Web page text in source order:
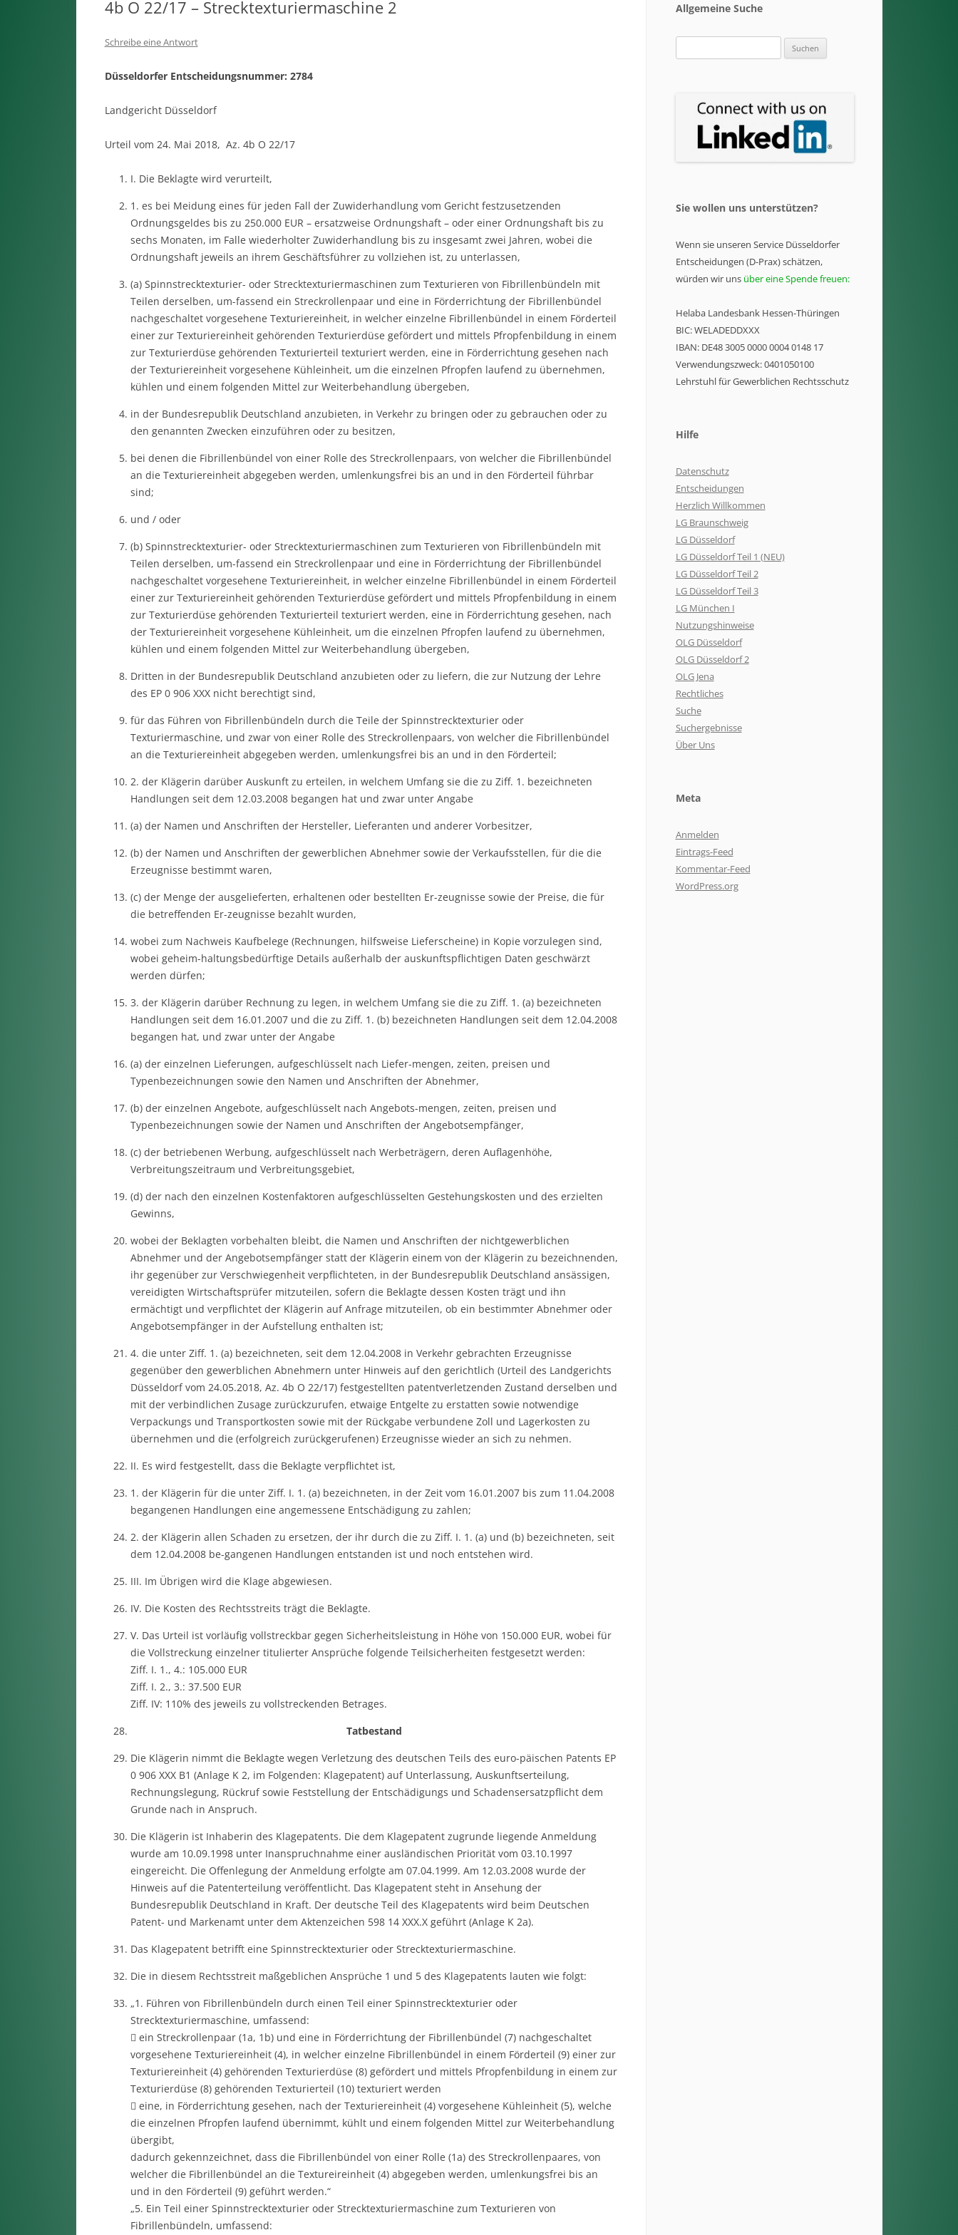
4b O 22/17 – Strecktexturiermaschine 2
Schreibe eine Antwort
Düsseldorfer Entscheidungsnummer: 2784
Landgericht Düsseldorf
Urteil vom 24. Mai 2018, Az. 4b O 22/17
I. Die Beklagte wird verurteilt,
1. es bei Meidung eines für jeden Fall der Zuwiderhandlung vom Gericht festzusetzenden
Ordnungsgeldes bis zu 250.000 EUR – ersatzweise Ordnungshaft – oder einer Ordnungshaft bis zu
sechs Monaten, im Falle wiederholter Zuwiderhandlung bis zu insgesamt zwei Jahren, wobei die
Ordnungshaft jeweils an ihrem Geschäftsführer zu vollziehen ist, zu unterlassen,
(a) Spinnstrecktexturier- oder Strecktexturiermaschinen zum Texturieren von Fibrillenbündeln mit
Teilen derselben, um-fassend ein Streckrollenpaar und eine in Förderrichtung der Fibrillenbündel
nachgeschaltet vorgesehene Texturiereinheit, in welcher einzelne Fibrillenbündel in einem Förderteil
einer zur Texturiereinheit gehörenden Texturierdüse gefördert und mittels Pfropfenbildung in einem
zur Texturierdüse gehörenden Texturierteil texturiert werden, eine in Förderrichtung gesehen nach
der Texturiereinheit vorgesehene Kühleinheit, um die einzelnen Pfropfen laufend zu übernehmen,
kühlen und einem folgenden Mittel zur Weiterbehandlung übergeben,
in der Bundesrepublik Deutschland anzubieten, in Verkehr zu bringen oder zu gebrauchen oder zu
den genannten Zwecken einzuführen oder zu besitzen,
bei denen die Fibrillenbündel von einer Rolle des Streckrollenpaars, von welcher die Fibrillenbündel
an die Texturiereinheit abgegeben werden, umlenkungsfrei bis an und in den Förderteil führbar
sind;
und / oder
(b) Spinnstrecktexturier- oder Strecktexturiermaschinen zum Texturieren von Fibrillenbündeln mit
Teilen derselben, um-fassend ein Streckrollenpaar und eine in Förderrichtung der Fibrillenbündel
nachgeschaltet vorgesehene Texturiereinheit, in welcher einzelne Fibrillenbündel in einem Förderteil
einer zur Texturiereinheit gehörenden Texturierdüse gefördert und mittels Pfropfenbildung in einem
zur Texturierdüse gehörenden Texturierteil texturiert werden, eine in Förderrichtung gesehen, nach
der Texturiereinheit vorgesehene Kühleinheit, um die einzelnen Pfropfen laufend zu übernehmen,
kühlen und einem folgenden Mittel zur Weiterbehandlung übergeben,
Dritten in der Bundesrepublik Deutschland anzubieten oder zu liefern, die zur Nutzung der Lehre
des EP 0 906 XXX nicht berechtigt sind,
für das Führen von Fibrillenbündeln durch die Teile der Spinnstrecktexturier oder
Texturiermaschine, und zwar von einer Rolle des Streckrollenpaars, von welcher die Fibrillenbündel
an die Texturiereinheit abgegeben werden, umlenkungsfrei bis an und in den Förderteil;
2. der Klägerin darüber Auskunft zu erteilen, in welchem Umfang sie die zu Ziff. 1. bezeichneten
Handlungen seit dem 12.03.2008 begangen hat und zwar unter Angabe
(a) der Namen und Anschriften der Hersteller, Lieferanten und anderer Vorbesitzer,
(b) der Namen und Anschriften der gewerblichen Abnehmer sowie der Verkaufsstellen, für die die
Erzeugnisse bestimmt waren,
(c) der Menge der ausgelieferten, erhaltenen oder bestellten Er-zeugnisse sowie der Preise, die für
die betreffenden Er-zeugnisse bezahlt wurden,
wobei zum Nachweis Kaufbelege (Rechnungen, hilfsweise Lieferscheine) in Kopie vorzulegen sind,
wobei geheim-haltungsbedürftige Details außerhalb der auskunftspflichtigen Daten geschwärzt
werden dürfen;
3. der Klägerin darüber Rechnung zu legen, in welchem Umfang sie die zu Ziff. 1. (a) bezeichneten
Handlungen seit dem 16.01.2007 und die zu Ziff. 1. (b) bezeichneten Handlungen seit dem 12.04.2008
begangen hat, und zwar unter der Angabe
(a) der einzelnen Lieferungen, aufgeschlüsselt nach Liefer-mengen, zeiten, preisen und
Typenbezeichnungen sowie den Namen und Anschriften der Abnehmer,
(b) der einzelnen Angebote, aufgeschlüsselt nach Angebots-mengen, zeiten, preisen und
Typenbezeichnungen sowie der Namen und Anschriften der Angebotsempfänger,
(c) der betriebenen Werbung, aufgeschlüsselt nach Werbeträgern, deren Auflagenhöhe,
Verbreitungszeitraum und Verbreitungsgebiet,
(d) der nach den einzelnen Kostenfaktoren aufgeschlüsselten Gestehungskosten und des erzielten
Gewinns,
wobei der Beklagten vorbehalten bleibt, die Namen und Anschriften der nichtgewerblichen
Abnehmer und der Angebotsempfänger statt der Klägerin einem von der Klägerin zu bezeichnenden,
ihr gegenüber zur Verschwiegenheit verpflichteten, in der Bundesrepublik Deutschland ansässigen,
vereidigten Wirtschaftsprüfer mitzuteilen, sofern die Beklagte dessen Kosten trägt und ihn
ermächtigt und verpflichtet der Klägerin auf Anfrage mitzuteilen, ob ein bestimmter Abnehmer oder
Angebotsempfänger in der Aufstellung enthalten ist;
4. die unter Ziff. 1. (a) bezeichneten, seit dem 12.04.2008 in Verkehr gebrachten Erzeugnisse
gegenüber den gewerblichen Abnehmern unter Hinweis auf den gerichtlich (Urteil des Landgerichts
Düsseldorf vom 24.05.2018, Az. 4b O 22/17) festgestellten patentverletzenden Zustand derselben und
mit der verbindlichen Zusage zurückzurufen, etwaige Entgelte zu erstatten sowie notwendige
Verpackungs und Transportkosten sowie mit der Rückgabe verbundene Zoll und Lagerkosten zu
übernehmen und die (erfolgreich zurückgerufenen) Erzeugnisse wieder an sich zu nehmen.
II. Es wird festgestellt, dass die Beklagte verpflichtet ist,
1. der Klägerin für die unter Ziff. I. 1. (a) bezeichneten, in der Zeit vom 16.01.2007 bis zum 11.04.2008
begangenen Handlungen eine angemessene Entschädigung zu zahlen;
2. der Klägerin allen Schaden zu ersetzen, der ihr durch die zu Ziff. I. 1. (a) und (b) bezeichneten, seit
dem 12.04.2008 be-gangenen Handlungen entstanden ist und noch entstehen wird.
III. Im Übrigen wird die Klage abgewiesen.
IV. Die Kosten des Rechtsstreits trägt die Beklagte.
V. Das Urteil ist vorläufig vollstreckbar gegen Sicherheitsleistung in Höhe von 150.000 EUR, wobei für
die Vollstreckung einzelner titulierter Ansprüche folgende Teilsicherheiten festgesetzt werden:
Ziff. I. 1., 4.: 105.000 EUR
Ziff. I. 2., 3.: 37.500 EUR
Ziff. IV: 110% des jeweils zu vollstreckenden Betrages.
Tatbestand
Die Klägerin nimmt die Beklagte wegen Verletzung des deutschen Teils des euro-päischen Patents EP
0 906 XXX B1 (Anlage K 2, im Folgenden: Klagepatent) auf Unterlassung, Auskunftserteilung,
Rechnungslegung, Rückruf sowie Feststellung der Entschädigungs und Schadensersatzpflicht dem
Grunde nach in Anspruch.
Die Klägerin ist Inhaberin des Klagepatents. Die dem Klagepatent zugrunde liegende Anmeldung
wurde am 10.09.1998 unter Inanspruchnahme einer ausländischen Priorität vom 03.10.1997
eingereicht. Die Offenlegung der Anmeldung erfolgte am 07.04.1999. Am 12.03.2008 wurde der
Hinweis auf die Patenterteilung veröffentlicht. Das Klagepatent steht in Ansehung der
Bundesrepublik Deutschland in Kraft. Der deutsche Teil des Klagepatents wird beim Deutschen
Patent- und Markenamt unter dem Aktenzeichen 598 14 XXX.X geführt (Anlage K 2a).
Das Klagepatent betrifft eine Spinnstrecktexturier oder Strecktexturiermaschine.
Die in diesem Rechtsstreit maßgeblichen Ansprüche 1 und 5 des Klagepatents lauten wie folgt:
„1. Führen von Fibrillenbündeln durch einen Teil einer Spinnstrecktexturier oder
Strecktexturiermaschine, umfassend:
 ein Streckrollenpaar (1a, 1b) und eine in Förderrichtung der Fibrillenbündel (7) nachgeschaltet
vorgesehene Texturiereinheit (4), in welcher einzelne Fibrillenbündel in einem Förderteil (9) einer zur
Texturiereinheit (4) gehörenden Texturierdüse (8) gefördert und mittels Pfropfenbildung in einem zur
Texturierdüse (8) gehörenden Texturierteil (10) texturiert werden
 eine, in Förderrichtung gesehen, nach der Texturiereinheit (4) vorgesehene Kühleinheit (5), welche
die einzelnen Pfropfen laufend übernimmt, kühlt und einem folgenden Mittel zur Weiterbehandlung
übergibt,
dadurch gekennzeichnet, dass die Fibrillenbündel von einer Rolle (1a) des Streckrollenpaares, von
welcher die Fibrillenbündel an die Textureireinheit (4) abgegeben werden, umlenkungsfrei bis an
und in den Förderteil (9) geführt werden.“
„5. Ein Teil einer Spinnstrecktexturier oder Strecktexturiermaschine zum Texturieren von
Fibrillenbündeln, umfassend:
Allgemeine Suche
nach:
Sie wollen uns unterstützen?
Wenn sie unseren Service Düsseldorfer
Entscheidungen (D-Prax) schätzen,
würden wir uns über eine Spende freuen:
Helaba Landesbank Hessen-Thüringen
BIC: WELADEDDXXX
IBAN: DE48 3005 0000 0004 0148 17
Verwendungszweck: 0401050100
Lehrstuhl für Gewerblichen Rechtsschutz
Hilfe
Datenschutz
Entscheidungen
Herzlich Willkommen
LG Braunschweig
LG Düsseldorf
LG Düsseldorf Teil 1 (NEU)
LG Düsseldorf Teil 2
LG Düsseldorf Teil 3
LG München I
Nutzungshinweise
OLG Düsseldorf
OLG Düsseldorf 2
OLG Jena
Rechtliches
Suche
Suchergebnisse
Über Uns
Meta
Anmelden
Eintrags-Feed
Kommentar-Feed
WordPress.org